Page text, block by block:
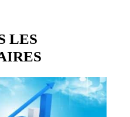
LES